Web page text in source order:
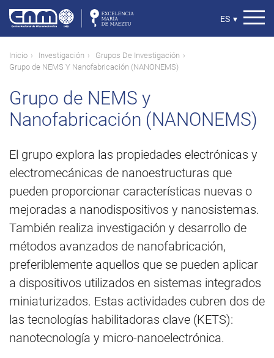
contenido
principal
Select
ES ▾
Ruta
de
navegación
Inicio Investigación
Grupos De Investigación
Grupo de NEMS Y Nanofabricación (NANONEMS)
Grupo de NEMS y
Nanofabricación (NANONEMS)
El grupo explora las propiedades electrónicas y
electromecánicas de nanoestructuras que
pueden proporcionar características nuevas o
mejoradas a nanodispositivos y nanosistemas.
También realiza investigación y desarrollo de
métodos avanzados de nanofabricación,
preferiblemente aquellos que se pueden aplicar
a dispositivos utilizados en sistemas integrados
miniaturizados. Estas actividades cubren dos de
las tecnologías habilitadoras clave (KETS):
nanotecnología y micro-nanoelectrónica.